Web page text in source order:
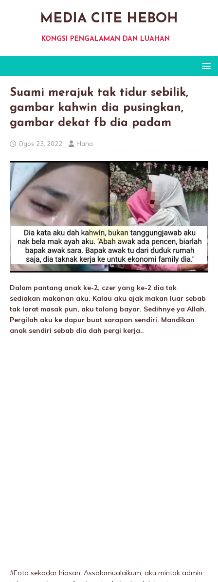
MEDIA CITE HEBOH
KONGSI PENGALAMAN DAN LUAHAN
Suami merajuk tak tidur sebilik,
gambar kahwin dia pusingkan,
gambar dekat fb dia padam
Ogos 23, 2022 Hana
Dalam pantang anak ke-2, czer yang ke-2 dia tak
sediakan makanan aku. Kalau aku ajak makan luar sebab
tak larat masak pun, aku tolong bayar. Sedihnye ya Allah.
PergiIah aku ke dapur buat sarapan sendiri. Mandikan
anak sendiri sebab dia dah pergi kerja..
#Foto sekadar hiasan. Assalamualaikum, aku mintak admin